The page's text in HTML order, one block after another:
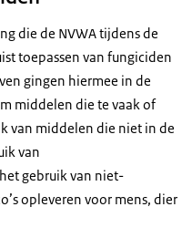
die de NVWA tijdens de
toepassen van fungiciden
gingen hiermee in de
middelen die te vaak of
van middelen die niet in de
van
gebruik van niet-
opleveren voor mens, dier